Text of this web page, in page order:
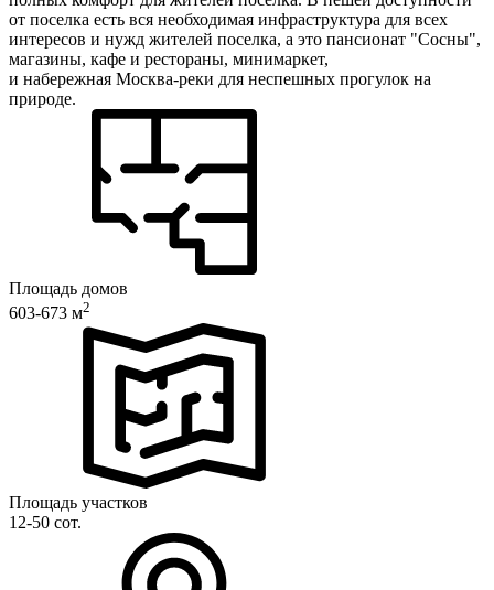
от поселка есть вся необходимая инфраструктура для всех
интересов и нужд жителей поселка, а это пансионат "Сосны",
магазины, кафе и рестораны, минимаркет,
и набережная Москва-реки для неспешных прогулок на
природе.
Площадь домов
603-673 м2
Площадь участков
12-50 сот.